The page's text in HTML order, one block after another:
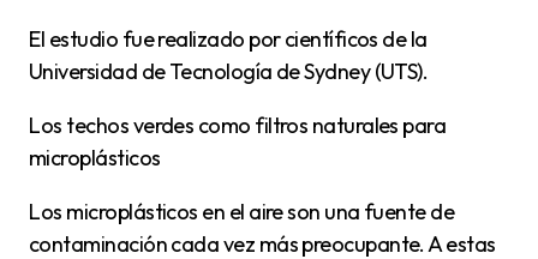
El estudio fue realizado por científicos de la
Universidad de Tecnología de Sydney (UTS).
Los techos verdes como filtros naturales para
microplásticos
Los microplásticos en el aire son una fuente de
contaminación cada vez más preocupante. A estas